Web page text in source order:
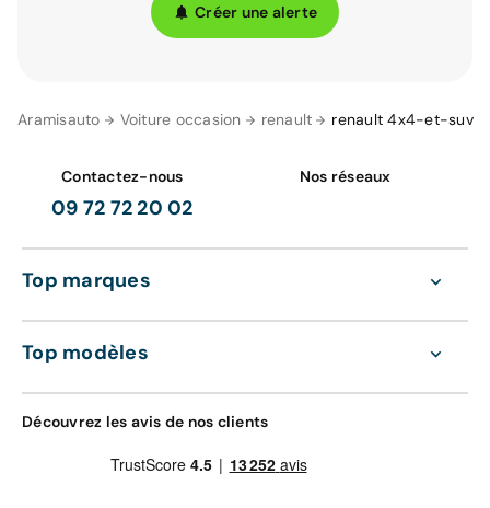
Aramisauto Voiture occasion renault renault 4x4-et-suv
Créer une alerte
Contactez-nous
09 72 72 20 02
Nos réseaux
Top marques
Top modèles
Découvrez les avis de nos clients